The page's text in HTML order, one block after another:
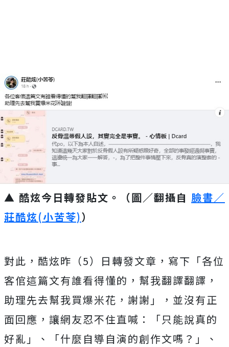
▲ 酷炫今日轉發貼文。（圖／翻攝自 臉書／
莊酷炫(小苦苓)）
對此，酷炫昨（5）日轉發文章，寫下「各位
客倌這篇文有誰看得懂的，幫我翻譯翻譯，
助理先去幫我買爆米花，謝謝」，並沒有正
面回應，讓網友忍不住直喊：「只能說真的
好亂」、「什麼自導自演的創作文嗎？」、